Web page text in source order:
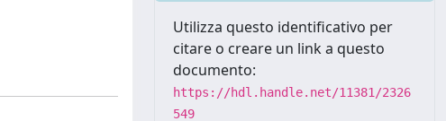
Utilizza questo identificativo per
citare o creare un link a questo
documento:
https://hdl.handle.net/11381/2326
549